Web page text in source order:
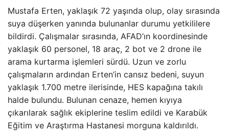
Mustafa Erten, yaklaşık 72 yaşında olup, olay sırasında
suya düşerken yanında bulunanlar durumu yetkililere
bildirdi. Çalışmalar sırasında, AFAD’ın koordinesinde
yaklaşık 60 personel, 18 araç, 2 bot ve 2 drone ile
arama kurtarma işlemleri sürdü. Uzun ve zorlu
çalışmaların ardından Erten’in cansız bedeni, suyun
yaklaşık 1.700 metre ilerisinde, HES kapağına takılı
halde bulundu. Bulunan cenaze, hemen kıyıya
çıkarılarak sağlık ekiplerine teslim edildi ve Karabük
Eğitim ve Araştırma Hastanesi morguna kaldırıldı.